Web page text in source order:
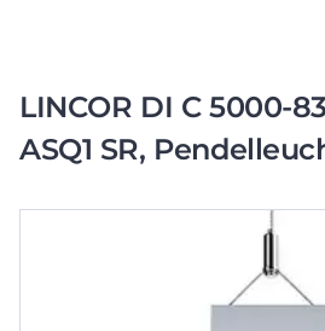
LINCOR DI C 5000-
ASQ1 SR,